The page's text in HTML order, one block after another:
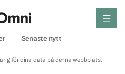
Senaste nytt
meny
för dina data på denna webbplats.